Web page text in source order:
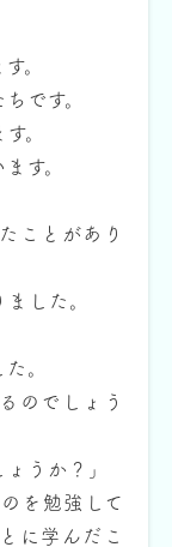
。
です。
。
す。
ことがあり
した。
。
のでしょう
うか？」
を勉強して
に学んだこ